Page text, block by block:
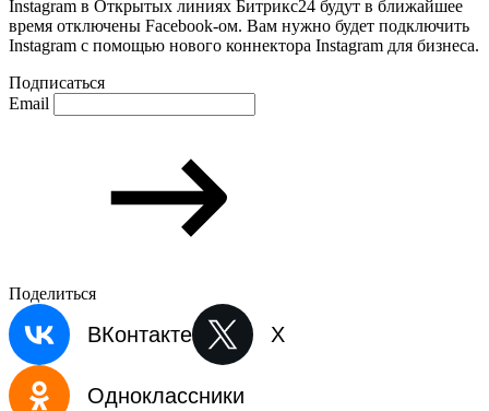
Instagram в Открытых линиях Битрикс24 будут в ближайшее
время отключены Facebook-ом. Вам нужно будет подключить
Instagram с помощью нового коннектора Instagram для бизнеса.
Подписаться
Email
Поделиться
ВКонтакте X
Одноклассники